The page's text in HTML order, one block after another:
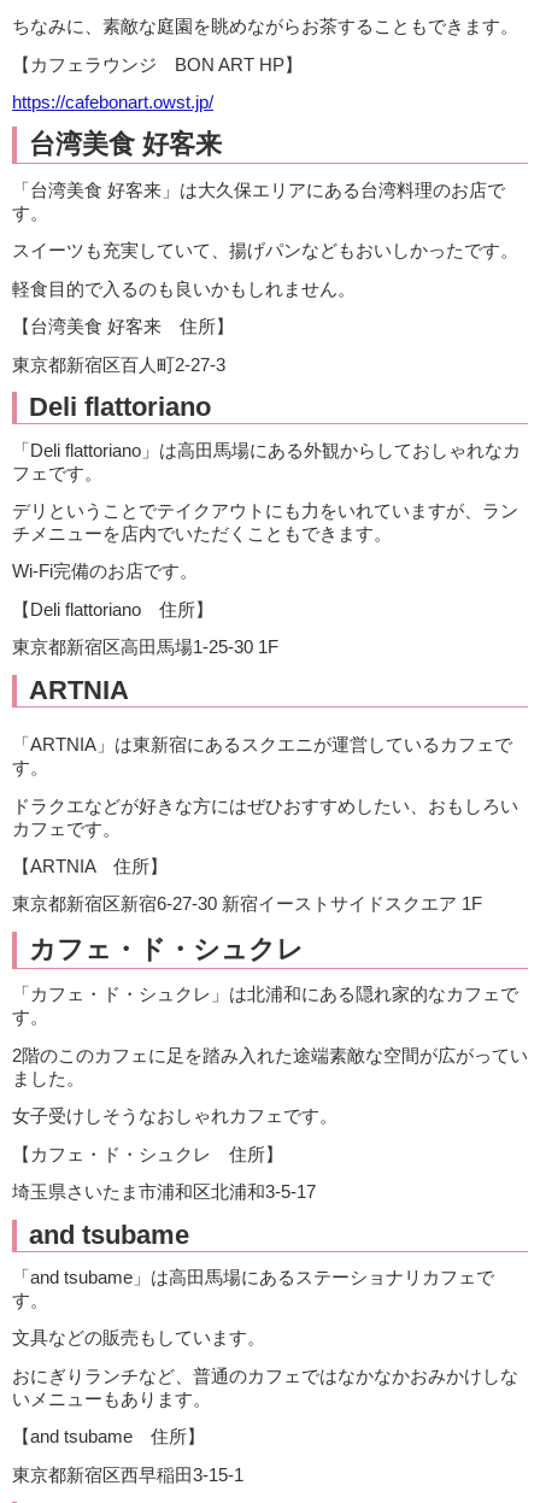
ちなみに、素敵な庭園を眺めながらお茶することもできます。
【カフェラウンジ BON ART HP】
https://cafebonart.owst.jp/
台湾美食 好客来
「台湾美食 好客来」は大久保エリアにある台湾料理のお店で
す。
スイーツも充実していて、揚げパンなどもおいしかったです。
軽食目的で入るのも良いかもしれません。
【台湾美食 好客来 住所】
東京都新宿区百人町2-27-3
Deli flattoriano
「Deli flattoriano」は高田馬場にある外観からしておしゃれなカ
フェです。
デリということでテイクアウトにも力をいれていますが、ラン
チメニューを店内でいただくこともできます。
Wi-Fi完備のお店です。
【Deli flattoriano 住所】
東京都新宿区高田馬場1-25-30 1F
ARTNIA
「ARTNIA」は東新宿にあるスクエニが運営しているカフェで
す。
ドラクエなどが好きな方にはぜひおすすめしたい、おもしろい
カフェです。
【ARTNIA 住所】
東京都新宿区新宿6-27-30 新宿イーストサイドスクエア 1F
カフェ・ド・シュクレ
「カフェ・ド・シュクレ」は北浦和にある隠れ家的なカフェで
す。
2階のこのカフェに足を踏み入れた途端素敵な空間が広がってい
ました。
女子受けしそうなおしゃれカフェです。
【カフェ・ド・シュクレ 住所】
埼玉県さいたま市浦和区北浦和3-5-17
and tsubame
「and tsubame」は高田馬場にあるステーショナリカフェで
す。
文具などの販売もしています。
おにぎりランチなど、普通のカフェではなかなかおみかけしな
いメニューもあります。
【and tsubame 住所】
東京都新宿区西早稲田3-15-1